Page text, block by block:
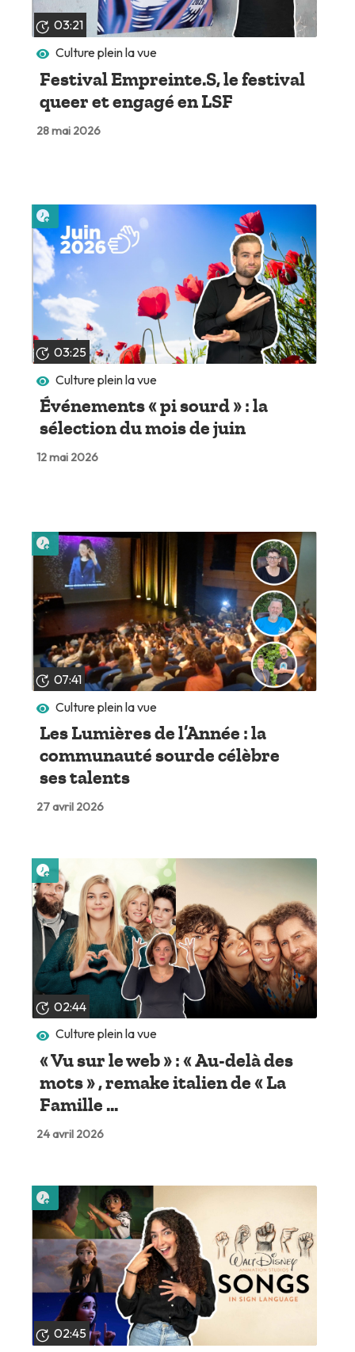
03:21
Culture plein la vue
Festival Empreinte.S, le festival
queer et engagé en LSF
28 mai 2026
03:25
Culture plein la vue
Événements « pi sourd » : la
sélection du mois de juin
12 mai 2026
07:41
Culture plein la vue
Les Lumières de l’Année : la
communauté sourde célèbre
ses talents
27 avril 2026
Lire plus tard
02:44
Culture plein la vue
« Vu sur le web » : « Au-delà des
mots » , remake italien de « La
Famille ...
24 avril 2026
Lire plus tard
02:45
Lire plus tard